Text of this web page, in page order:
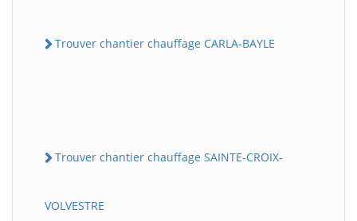
Trouver chantier chauffage CARLA-BAYLE
Trouver chantier chauffage SAINTE-CROIX-
VOLVESTRE